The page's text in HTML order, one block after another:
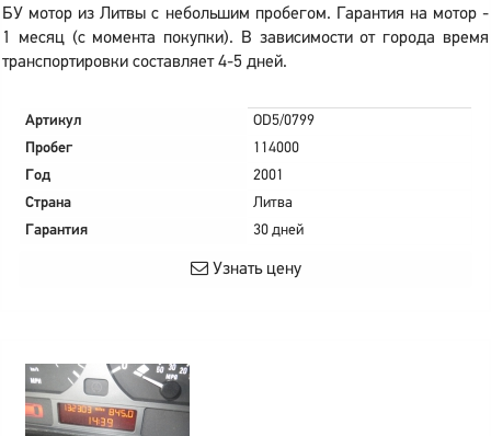
БУ мотор из Литвы с небольшим пробегом. Гарантия на мотор -
1 месяц (с момента покупки). В зависимости от города время
транспортировки составляет 4-5 дней.
Артикул
OD5/0799
Пробег
114000
Год
2001
Страна
Литва
Гарантия
30 дней
Узнать цену